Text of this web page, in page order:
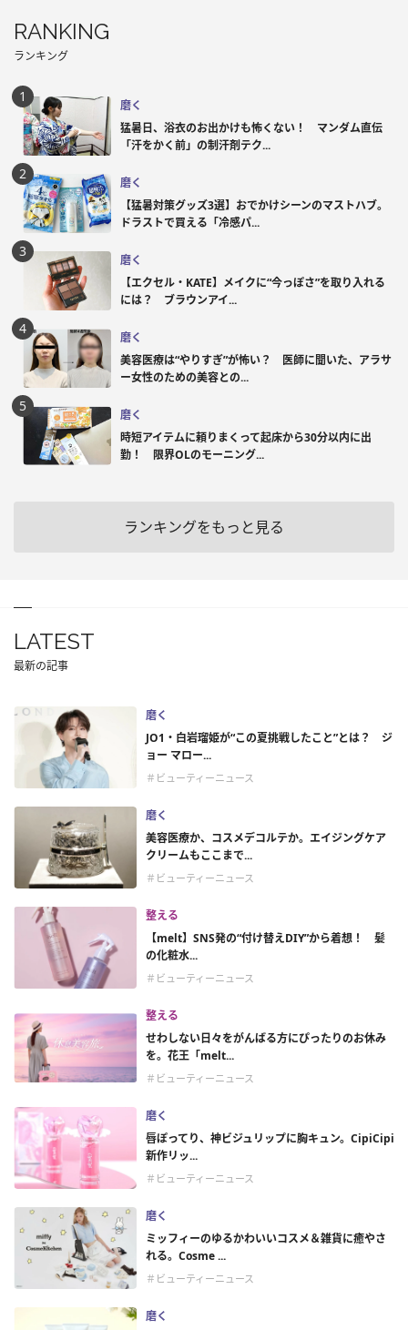
RANKING
ランキング
磨く
猛暑日、浴衣のお出かけも怖くない！ マンダム直伝
「汗をかく前」の制汗剤テク...
磨く
【猛暑対策グッズ3選】おでかけシーンのマストハブ。
ドラストで買える「冷感パ...
磨く
【エクセル・KATE】メイクに“今っぽさ”を取り入れる
には？ ブラウンアイ...
磨く
美容医療は“やりすぎ”が怖い？ 医師に聞いた、アラサ
ー女性のための美容との...
磨く
時短アイテムに頼りまくって起床から30分以内に出
勤！ 限界OLのモーニング...
ランキングをもっと見る
LATEST
最新の記事
磨く
JO1・白岩瑠姫が“この夏挑戦したこと”とは？ ジ
ョー マロー...
＃ビューティーニュース
磨く
美容医療か、コスメデコルテか。エイジングケア
クリームもここまで...
＃ビューティーニュース
整える
【melt】SNS発の“付け替えDIY”から着想！ 髪
の化粧水...
＃ビューティーニュース
整える
せわしない日々をがんばる方にぴったりのお休み
を。花王「melt...
＃ビューティーニュース
磨く
唇ぽってり、神ビジュリップに胸キュン。CipiCipi
新作リッ...
＃ビューティーニュース
磨く
ミッフィーのゆるかわいいコスメ＆雑貨に癒やさ
れる。Cosme ...
＃ビューティーニュース
磨く